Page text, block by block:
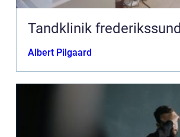
Tandklinik frederikssund
Albert Pilgaard